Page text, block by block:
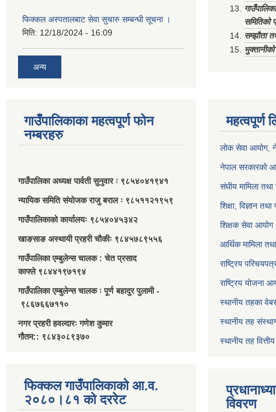
फिक्कल अस्पतालबाट सेवा सुचारु सम्बन्धी सूचना ।
मिति: 12/18/2024 - 16:09
अन्य
समितिको
सम्झौता
गाउँपालिकाका महत्वपूर्ण फोन
नम्बरहरु
गाउँपालिका अध्यक्ष पार्वती सुनुवार ः ९८५४०४१९४१
न्यायिक समिति संयोजक राजु बराल ः ९८५११२१९५९
गाउँपालिकाको कार्यालयः ९८५४०४५३४२
खाङसाङ अस्थायी प्रहरी चौकीः ९८४५७८९५५६
गाउँपालिका एम्बुलेन्स चालक : चेत प्रसाद
काफ्ले ९८४४१९७१९४
गाउँपालिका एम्बुलेन्स चालक ः पूर्ण बहादुर पुलामी -
९८६७६६७११०
नगर प्रहरी हवल्दारः गणेश कुमार
गौतम:: ९८४३०८९३७०
फिक्कल गाउँपालिकाको आ.व.
२०८०।८१ को दररेट
महत्वपूर्ण
लोक सेवा आयोग,
नेपाल सरकारको
संघीय मामिला
शिक्षा, विज्ञान
शिक्षक सेवा आयोग
आर्थिक मामिला
राष्ट्रिय
राष्ट्रिय योजना
स्थानीय तहका
स्थानीय तह
स्थानीय तह
विवरण